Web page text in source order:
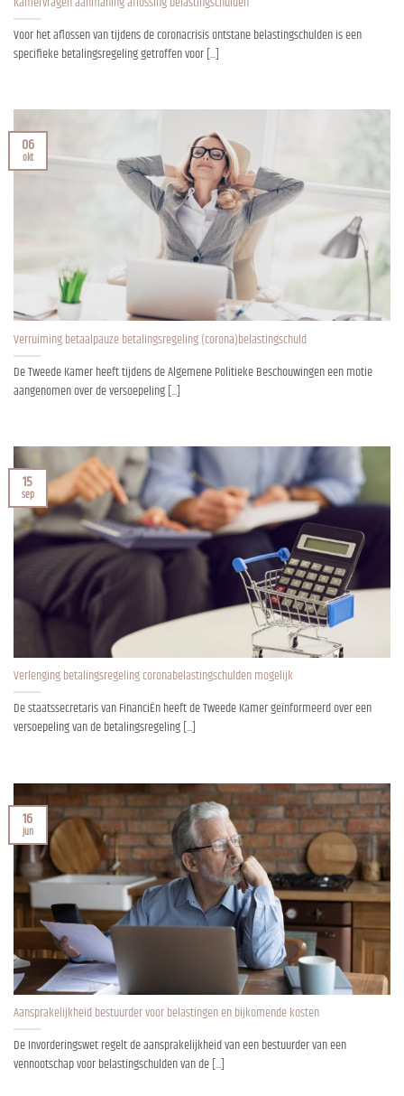
Voor het aflossen van tijdens de coronacrisis ontstane belastingschulden is een
specifieke betalingsregeling getroffen voor [...]
Verruiming betaalpauze betalingsregeling (corona)belastingschuld
De Tweede Kamer heeft tijdens de Algemene Politieke Beschouwingen een motie
aangenomen over de versoepeling [...]
06
okt
Verlenging betalingsregeling coronabelastingschulden mogelijk
De staatssecretaris van FinanciËn heeft de Tweede Kamer geïnformeerd over een
versoepeling van de betalingsregeling [...]
15
sep
Aansprakelijkheid bestuurder voor belastingen en bijkomende kosten
De Invorderingswet regelt de aansprakelijkheid van een bestuurder van een
vennootschap voor belastingschulden van de [...]
16
jun